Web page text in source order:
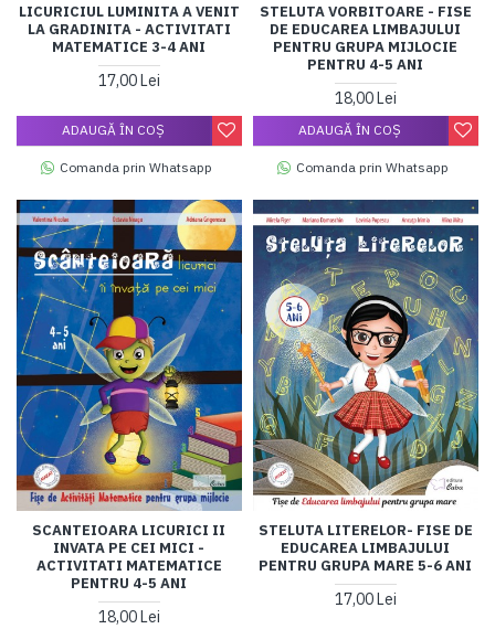
LICURICIUL LUMINITA A VENIT
LA GRADINITA - ACTIVITATI
MATEMATICE 3-4 ANI
17,00 Lei
ADAUGĂ ÎN COŞ
Comanda prin Whatsapp
STELUTA VORBITOARE - FISE
DE EDUCAREA LIMBAJULUI
PENTRU GRUPA MIJLOCIE
PENTRU 4-5 ANI
18,00 Lei
ADAUGĂ ÎN COŞ
Comanda prin Whatsapp
SCANTEIOARA LICURICI II
INVATA PE CEI MICI -
ACTIVITATI MATEMATICE
PENTRU 4-5 ANI
18,00 Lei
STELUTA LITERELOR- FISE DE
EDUCAREA LIMBAJULUI
PENTRU GRUPA MARE 5-6 ANI
17,00 Lei